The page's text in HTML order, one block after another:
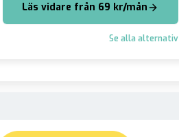
Läs vidare från 69 kr/mån
Se alla alternativ